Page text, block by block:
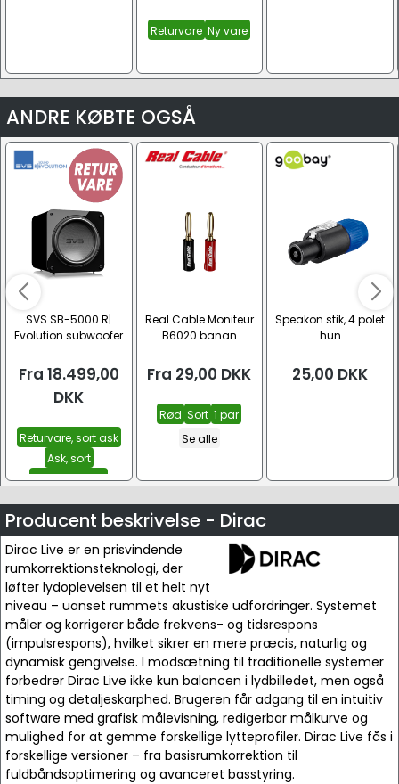
Returvare Ny vare
ANDRE KØBTE OGSÅ
SVS SB-5000 R|
Evolution subwoofer
Fra 18.499,00
DKK
Returvare, sort ask
Ask, sort
Sort højglans
Real Cable Moniteur
B6020 banan
Fra 29,00 DKK
Rød Sort 1 par
Se alle
Speakon stik, 4 polet
hun
25,00 DKK
Producent beskrivelse - Dirac
Dirac Live er en prisvindende
rumkorrektionsteknologi, der
løfter lydoplevelsen til et helt nyt
niveau – uanset rummets akustiske udfordringer. Systemet
måler og korrigerer både frekvens- og tidsrespons
(impulsrespons), hvilket sikrer en mere præcis, naturlig og
dynamisk gengivelse. I modsætning til traditionelle systemer
forbedrer Dirac Live ikke kun balancen i lydbilledet, men også
timing og detaljeskarphed. Brugeren får adgang til en intuitiv
software med grafisk målevisning, redigerbar målkurve og
mulighed for at gemme forskellige lytteprofiler. Dirac Live fås i
forskellige versioner – fra basisrumkorrektion til
fuldbåndsoptimering og avanceret basstyring.